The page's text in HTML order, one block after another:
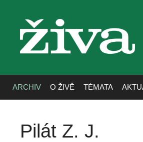
živa
ARCHIV O ŽIVĚ TÉMATA
Pilát Z. J.